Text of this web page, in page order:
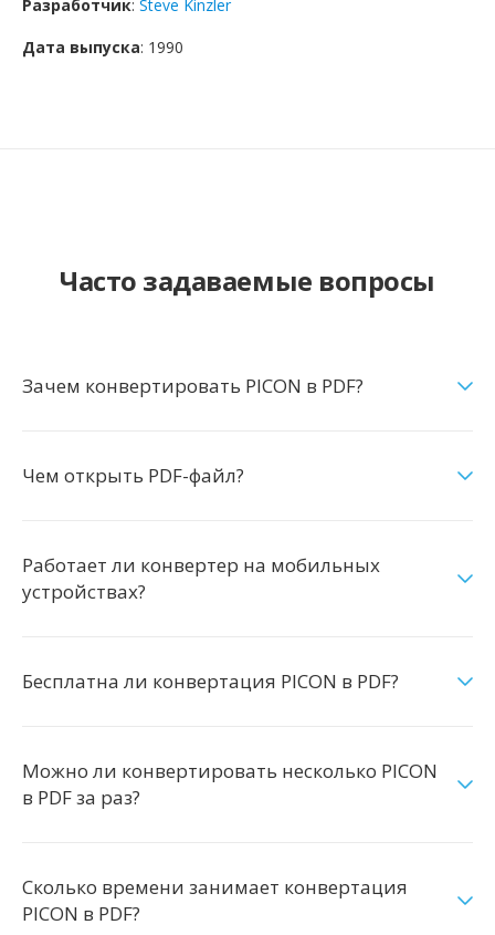
Разработчик: Steve Kinzler
Дата выпуска: 1990
Часто задаваемые вопросы
Зачем конвертировать PICON в PDF?
Чем открыть PDF-файл?
Работает ли конвертер на мобильных
устройствах?
Бесплатна ли конвертация PICON в PDF?
Можно ли конвертировать несколько PICON
в PDF за раз?
Сколько времени занимает конвертация
PICON в PDF?